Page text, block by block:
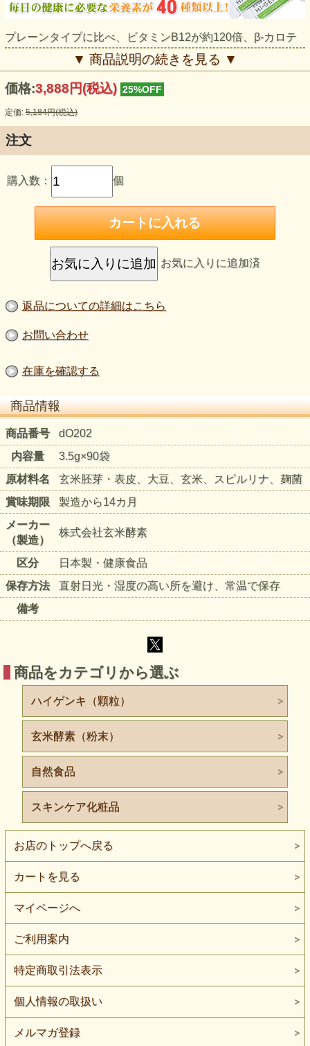
プレーンタイプに比べ、ビタミンB12が約120倍、β-カロテ
ンが約370倍含まれています。
また、鉄分とミネラルも豊富です。
アウトレット品とは
には何ら問題がありません。消費期限も通常の商品と変わり
ありません。
製造元からの配送途中で、どうしても荷崩れなどで化粧箱が
従来はそれらは運送会社の責任によって交換・廃棄処分され
ていましたが、問題のない製品を廃棄するのはあまりにもっ
たいないですので、アウトレット品として販売することにい
たしました。数に限りがありますし、常時あるとは限りませ
んが、お値打ちにさせていただいますので、お気になさらな
い方は、どうぞご利用下さい。外箱の損傷も、たいていはご
くわずかです。
なお、写真は損傷の一例ですが、さまざまな状態がございま
す。ご注文時にご指定はできませんので、何卒ご了承願いま
す。
▼ 商品説明の続きを見る ▼
価格:3,888円(税込) 25%OFF
定価:5,184円(税込)
注文
購入数： 個
お気に入りに追加済
返品についての詳細はこちら
お問い合わせ
在庫を確認する
商品情報
商品番号
dO202
内容量
3.5g×90袋
原材料名
玄米胚芽・表皮、大豆、玄米、スピルリナ、麹菌
賞味期限
製造から14カ月
メーカー
（製造）
株式会社玄米酵素
区分
日本製・健康食品
保存方法
直射日光・湿度の高い所を避け、常温で保存
備考
商品をカテゴリから選ぶ
ハイゲンキ（顆粒）
玄米酵素（粉末）
自然食品
スキンケア化粧品
お店のトップへ戻る
カートを見る
マイページへ
ご利用案内
特定商取引法表示
個人情報の取扱い
メルマガ登録